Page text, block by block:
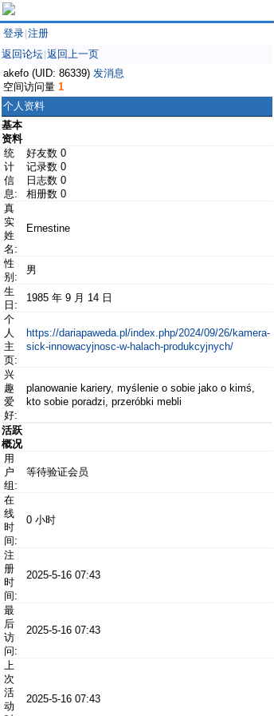
登录 注册
返回论坛 返回上一页
akefo (UID: 86339) 发消息
空间访问量 1
个人资料
基本
资料
统
计
信
息:
好友数 0
记录数 0
日志数 0
相册数 0
真
实
姓
名:
Ernestine
性
别:
男
生
日:
1985 年 9 月 14 日
个
人
主
页:
https://dariapaweda.pl/index.php/2024/09/26/kamera-
sick-innowacyjnosc-w-halach-produkcyjnych/
兴
趣
爱
好:
planowanie kariery, myślenie o sobie jako o kimś,
kto sobie poradzi, przeróbki mebli
活跃
概况
用
户
组:
等待验证会员
在
线
时
间:
0 小时
注
册
时
间:
2025-5-16 07:43
最
后
访
问:
2025-5-16 07:43
上
次
活
动
2025-5-16 07:43